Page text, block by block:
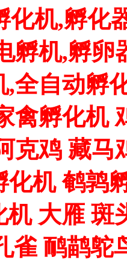
化机,孵化
孵机,孵卵
,全自动孵
禽孵化机
克鸡 藏马
化机 鹌鹑
机 大雁 斑
雀 鸸鹋鸵